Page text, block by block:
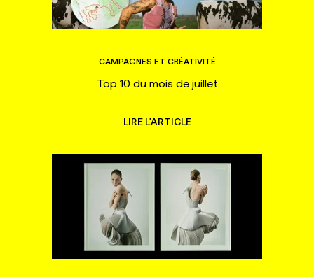
CAMPAGNES ET CRÉATIVITÉ
Top 10 du mois de juillet
LIRE L'ARTICLE